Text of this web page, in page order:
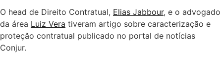
O head de Direito Contratual, Elias Jabbour, e o advogado
da área Luiz Vera tiveram artigo sobre caracterização e
proteção contratual publicado no portal de notícias
Conjur.